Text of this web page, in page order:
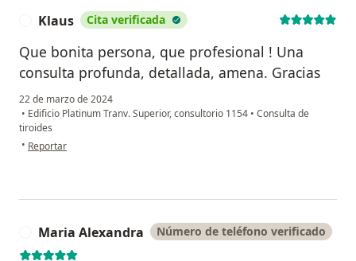
Klaus Cita verificada
Que bonita persona, que profesional ! Una
consulta profunda, detallada, amena. Gracias
22 de marzo de 2024
• Edificio Platinum Tranv. Superior, consultorio 1154 • Consulta de
tiroides
• en opinión del usuario Klaus
Reportar
Maria Alexandra Número de teléfono verificado